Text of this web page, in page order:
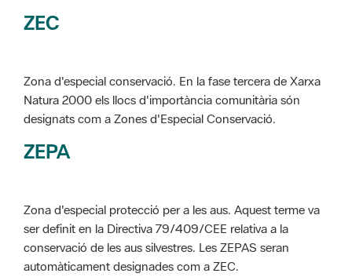
ZEC
Zona d'especial conservació. En la fase tercera de Xarxa
Natura 2000 els llocs d'importància comunitària són
designats com a Zones d'Especial Conservació.
ZEPA
Zona d'especial protecció per a les aus. Aquest terme va
ser definit en la Directiva 79/409/CEE relativa a la
conservació de les aus silvestres. Les ZEPAS seran
automàticament designades com a ZEC.